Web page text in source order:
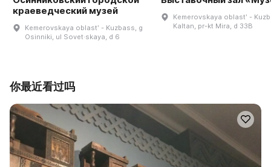
краеведческий музей
Kemerovskaya oblastʹ - Kuzbass, g
Osinniki, ul Sovet·skaya, d 6
Kemerovskaya oblastʹ -
Kaltan, pr-kt Mira, d 33B
你最近看过吗